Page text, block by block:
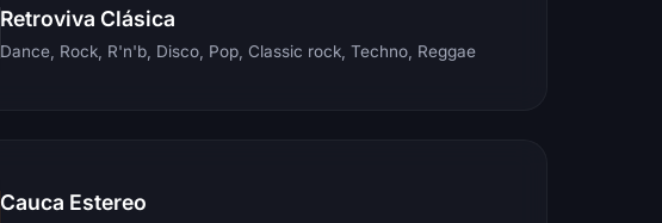
Retroviva Clásica
Dance, Rock, R'n'b, Disco, Pop, Classic rock, Techno, Reggae
Cauca Estereo